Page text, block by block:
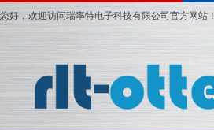
您好，欢迎访问瑞率特电子科技有限公司官方网站！